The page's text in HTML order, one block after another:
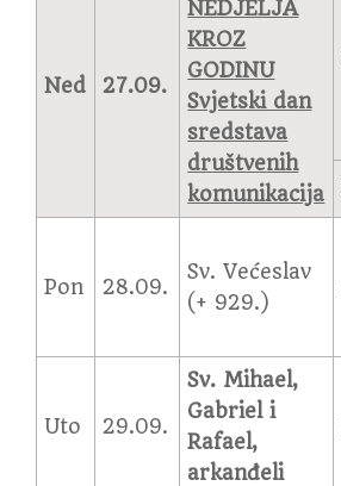
Ned 27.09.
NEDJELJA
KROZ
GODINU
Svjetski dan
sredstava
društvenih
komunikacija
Pon 28.09.
Sv. Većeslav
(+ 929.)
Uto 29.09.
Sv. Mihael,
Gabriel i
Rafael,
arkanđeli